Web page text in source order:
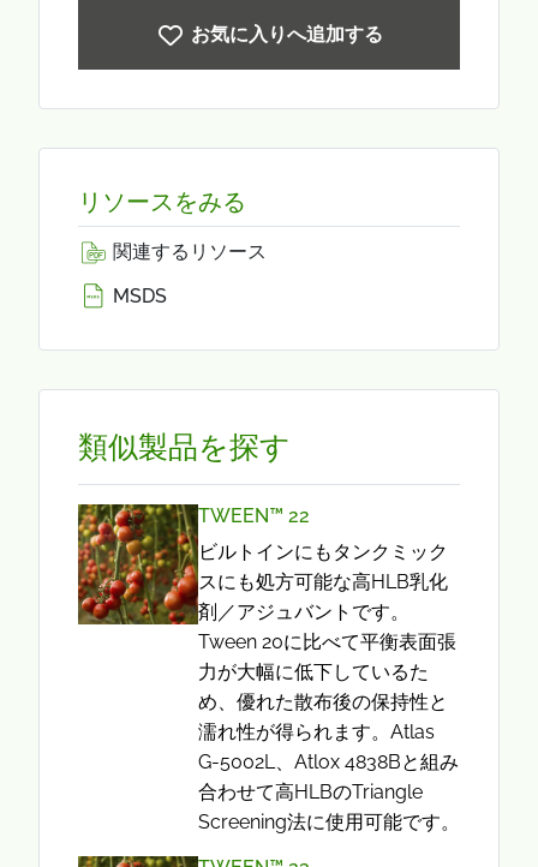
お気に入りへ追加する
リソースをみる
関連するリソース
MSDS
類似製品を探す
TWEEN™ 22
ビルトインにもタンクミック
スにも処方可能な高HLB乳化
剤／アジュバントです。
Tween 20に比べて平衡表面張
力が大幅に低下しているた
め、優れた散布後の保持性と
濡れ性が得られます。Atlas
G-5002L、Atlox 4838Bと組み
合わせて高HLBのTriangle
Screening法に使用可能です。